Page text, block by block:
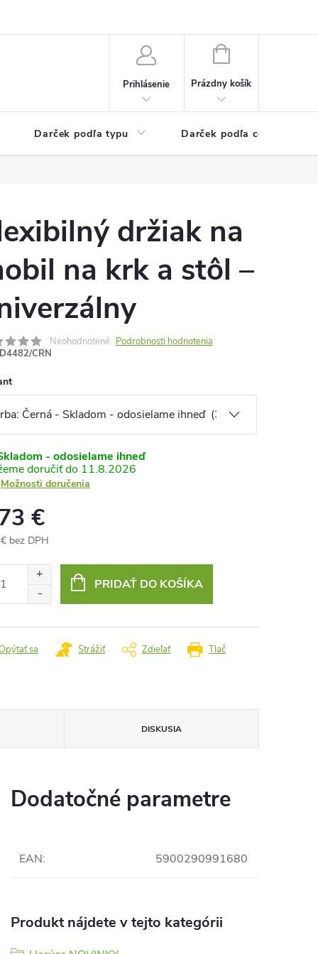
Prihlásenie
NÁKUPNÝ
Prázdny košík
Darček podľa typu Darček podľa ceny
držiak na
na krk a stôl –
Neohodnotené Podrobnosti hodnotenia
D4482/CRN
- odosielame ihneď
11.8.2026
Možnosti doručenia
€
bez DPH
PRIDAŤ DO KOŠÍKA
Tlač
sa Strážiť Zdieľať
DISKUSIA
Dodatočné parametre
EAN: 5900290991680
Produkt nájdete v tejto kategórii